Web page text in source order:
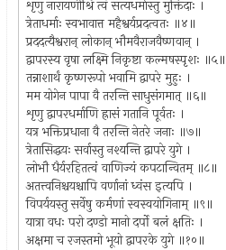
शृणु नारायणीश्रि त्वं सत्यधर्मास्तु मुक्तिदाः ।
त्रेताधर्माः स्वभावात्त महैश्वर्यप्रदत्वतः ॥४॥
प्रददत्यैश्वरान् लोकान् भौमवैराजवैष्णवान् ।
द्वापरस्य वृषा लक्ष्मि निकृष्टा कल्मषस्पृशः ॥५॥
तन्नाशार्थं कृष्णरूपो भवामि द्वापरे मुहुः ।
मम योगेन पापा वै तरन्ति साधुसंगमात् ॥६॥
शृणु द्वापरधर्माणि ह्रासं गतानि पूर्वतः ।
यत्र भक्तिप्रधाना वै तरन्ति नेतरे जनाः ॥७॥
त्रेतासिद्धयः सर्वास्तु नश्यन्ति द्वापरे युगे ।
लोभौ धैर्यरहितत्वं वाणिज्यं कपटान्वितम् ॥८॥
अतत्त्वनिश्चयश्चापि वर्णानां ध्वंस इत्यपि ।
विपर्ययस्तु सर्वेषु कर्मणां स्वस्वयोगिनाम् ॥९॥
यात्रा वधः परो दण्डो मानो दर्पो बलं क्षतिः ।
अक्षमा च रजस्तमो भूयो द्वापरके युगे ॥१०॥